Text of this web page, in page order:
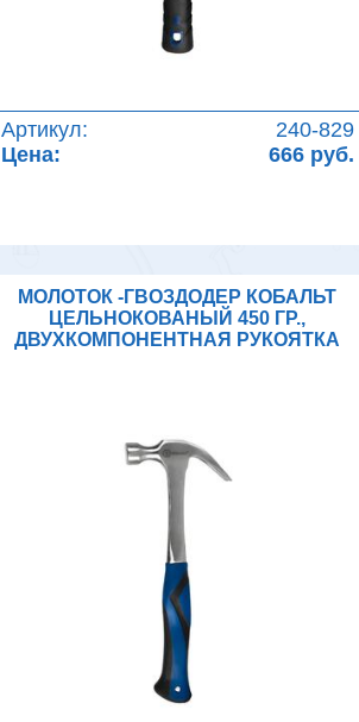
Артикул:
240-829
Цена:
666 руб.
МОЛОТОК -ГВОЗДОДЕР КОБАЛЬТ
ЦЕЛЬНОКОВАНЫЙ 450 ГР.,
ДВУХКОМПОНЕНТНАЯ РУКОЯТКА